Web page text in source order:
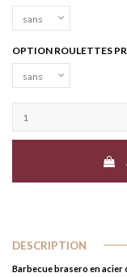
OPTION ROULETTES
DESCRIPTION
Barbecue brasero en acier